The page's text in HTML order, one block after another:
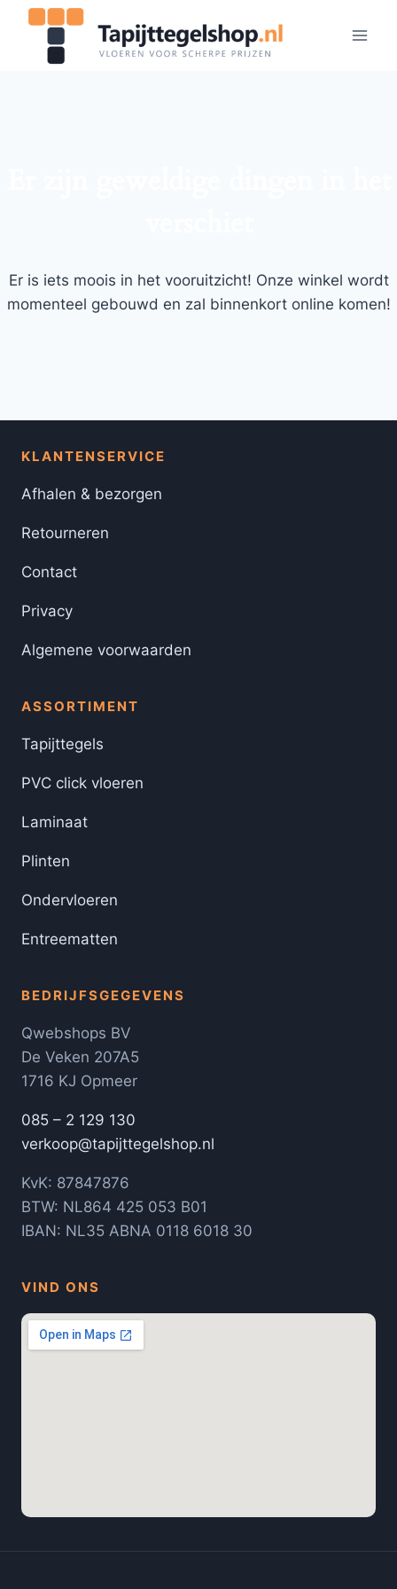
Doorgaan
inhoud
Er is iets moois in het vooruitzicht! Onze winkel wordt
momenteel gebouwd en zal binnenkort online komen!
KLANTENSERVICE
Afhalen & bezorgen
Retourneren
Contact
Privacy
Algemene voorwaarden
ASSORTIMENT
Tapijttegels
PVC click vloeren
Laminaat
Plinten
Ondervloeren
Entreematten
BEDRIJFSGEGEVENS
Qwebshops BV
De Veken 207A5
1716 KJ Opmeer
085 – 2 129 130
verkoop@tapijttegelshop.nl
KvK: 87847876
BTW: NL864 425 053 B01
IBAN: NL35 ABNA 0118 6018 30
VIND ONS